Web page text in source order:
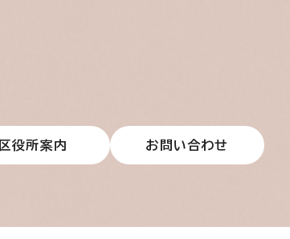
区役所案内 お問い合わせ